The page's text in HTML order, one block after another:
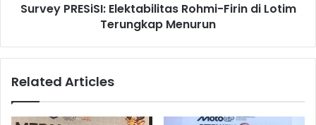
Survey PRESiSI: Elektabilitas Rohmi-Firin di Lotim
Terungkap Menurun
Related Articles